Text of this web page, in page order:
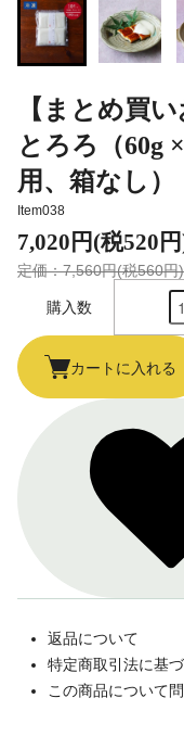
【まとめ買
とろろ（60g
用、箱なし）
Item038
7,020円(税520
定価：7,560円(税560円)
購入数
カートに入れる
返品について
特定商取引法に基
この商品について